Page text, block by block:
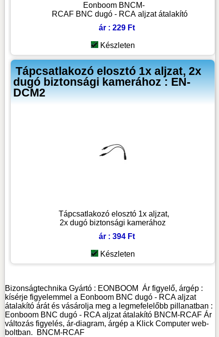
Eonboom BNCM-
RCAF BNC dugó - RCA aljzat átalakító
ár : 229 Ft
Készleten
Tápcsatlakozó elosztó 1x aljzat, 2x
dugó biztonsági kamerához : EN-
DCM2
Tápcsatlakozó elosztó 1x aljzat,
2x dugó biztonsági kamerához
ár : 394 Ft
Készleten
Bizonságtechnika Gyártó : EONBOOM Ár figyelő, árgép :
kísérje figyelemmel a Eonboom BNC dugó - RCA aljzat
átalakító árát és vásárolja meg a legmefelelőbb pillanatban :
Eonboom BNC dugó - RCA aljzat átalakító BNCM-RCAF Ár
változás figyelés, ár-diagram, árgép a Klick Computer web-
boltban.
BNCM-RCAF